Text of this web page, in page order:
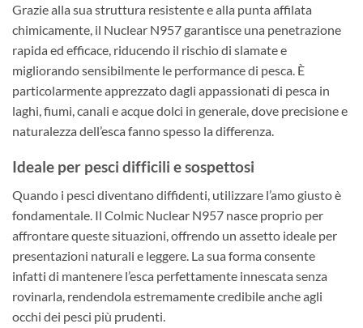
Grazie alla sua struttura resistente e alla punta affilata
chimicamente, il Nuclear N957 garantisce una penetrazione
rapida ed efficace, riducendo il rischio di slamate e
migliorando sensibilmente le performance di pesca. È
particolarmente apprezzato dagli appassionati di pesca in
laghi, fiumi, canali e acque dolci in generale, dove precisione e
naturalezza dell’esca fanno spesso la differenza.
Ideale per pesci difficili e sospettosi
Quando i pesci diventano diffidenti, utilizzare l’amo giusto è
fondamentale. Il Colmic Nuclear N957 nasce proprio per
affrontare queste situazioni, offrendo un assetto ideale per
presentazioni naturali e leggere. La sua forma consente
infatti di mantenere l’esca perfettamente innescata senza
rovinarla, rendendola estremamente credibile anche agli
occhi dei pesci più prudenti.